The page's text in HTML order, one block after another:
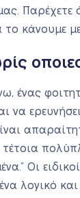
κάνουμε
ένας
να
Οι
λογικό